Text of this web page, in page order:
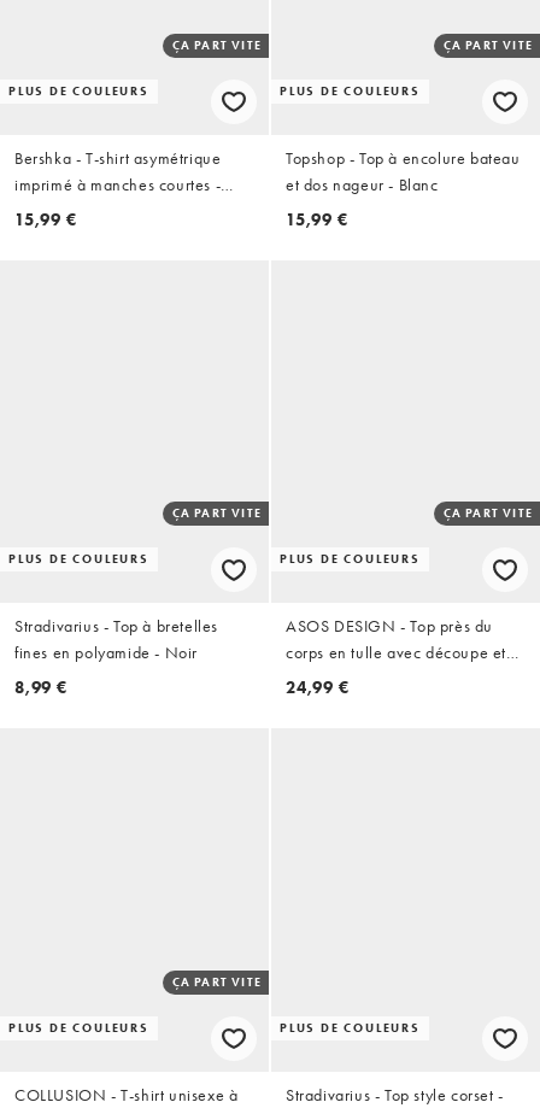
PLUS DE COULEURS
ÇA PART VITE
Bershka - T-shirt asymétrique
imprimé à manches courtes -
Noir
15,99 €
PLUS DE COULEURS
ÇA PART VITE
Topshop - Top à encolure bateau
et dos nageur - Blanc
15,99 €
PLUS DE COULEURS
ÇA PART VITE
Stradivarius - Top à bretelles
fines en polyamide - Noir
8,99 €
PLUS DE COULEURS
ÇA PART VITE
ASOS DESIGN - Top près du
corps en tulle avec découpe et
boucle - Noir
24,99 €
PLUS DE COULEURS
ÇA PART VITE
COLLUSION - T-shirt unisexe à
PLUS DE COULEURS
Stradivarius - Top style corset -